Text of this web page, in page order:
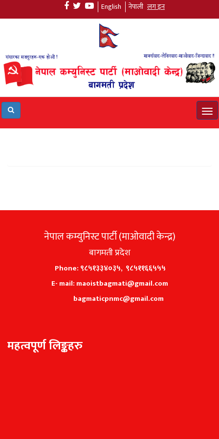
English नेपाली लग इन
नेपाल कम्युनिस्ट पार्टी (माओवादी केन्द्र)
बागमती प्रदेश
Phone: ९८५१३३४०३५, ९८५११६६५५५
E- mail: maoistbagmati@gmail.com
bagmaticpnmc@gmail.com
महत्वपूर्ण लिङ्कहरु